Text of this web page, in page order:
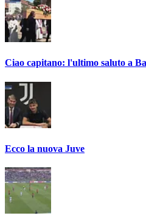
Ciao capitano: l'ultimo saluto a
Ecco la nuova Juve